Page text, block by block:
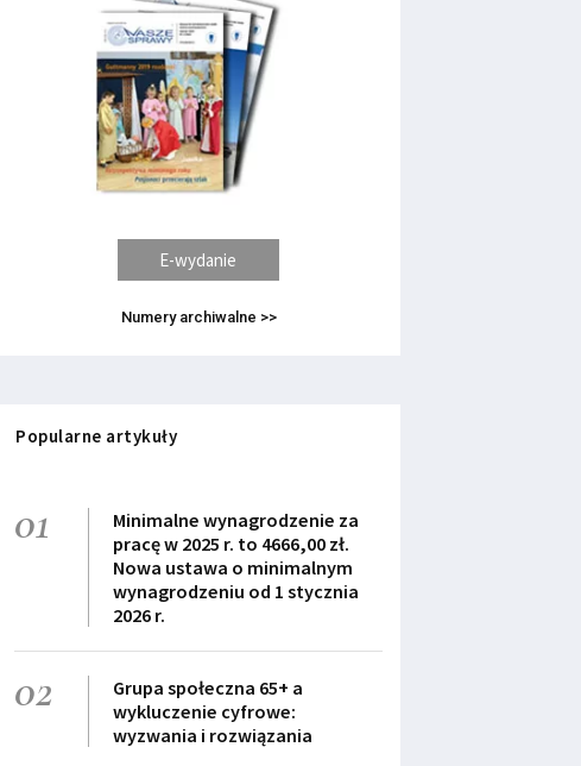
E-wydanie
Numery archiwalne >>
Popularne artykuły
01
Minimalne wynagrodzenie za
pracę w 2025 r. to 4666,00 zł.
Nowa ustawa o minimalnym
wynagrodzeniu od 1 stycznia
2026 r.
02
Grupa społeczna 65+ a
wykluczenie cyfrowe:
wyzwania i rozwiązania